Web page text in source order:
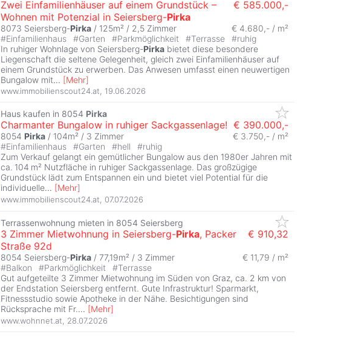
Zwei Einfamilienhäuser auf einem Grundstück –
Wohnen mit Potenzial in Seiersberg-Pirka
€ 585.000,-
8073 Seiersberg-Pirka / 125m² / 2,5 Zimmer
€ 4.680,- / m²
#Einfamilienhaus #Garten #Parkmöglichkeit #Terrasse #ruhig
In ruhiger Wohnlage von Seiersberg-Pirka bietet diese besondere
Liegenschaft die seltene Gelegenheit, gleich zwei Einfamilienhäuser auf
einem Grundstück zu erwerben. Das Anwesen umfasst einen neuwertigen
Bungalow mit... [Mehr]
www.immobilienscout24.at 19.06.2026
Haus kaufen in 8054 Pirka
Charmanter Bungalow in ruhiger Sackgassenlage! € 390.000,-
8054 Pirka / 104m² / 3 Zimmer
€ 3.750,- / m²
#Einfamilienhaus #Garten #hell #ruhig
Zum Verkauf gelangt ein gemütlicher Bungalow aus den 1980er Jahren mit
ca. 104 m² Nutzfläche in ruhiger Sackgassenlage. Das großzügige
Grundstück lädt zum Entspannen ein und bietet viel Potential für die
individuelle... [Mehr]
www.immobilienscout24.at 07.07.2026
Terrassenwohnung mieten in 8054 Seiersberg
3 Zimmer Mietwohnung in Seiersberg-Pirka, Packer
Straße 92d
€ 910,32
8054 Seiersberg-Pirka / 77,19m² / 3 Zimmer € 11,79 / m²
#Balkon #Parkmöglichkeit #Terrasse
Gut aufgeteilte 3 Zimmer Mietwohnung im Süden von Graz, ca. 2 km von
der Endstation Seiersberg entfernt. Gute Infrastruktur! Sparmarkt,
Fitnessstudio sowie Apotheke in der Nähe. Besichtigungen sind
Rücksprache mit Fr.... [Mehr]
www.wohnnet.at 28.07.2026